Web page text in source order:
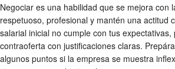
Negociar es una habilidad que se mejora con
respetuoso, profesional y mantén una actitud
salarial inicial no cumple con tus expectativas,
contraoferta con justificaciones claras.
algunos puntos si la empresa se muestra